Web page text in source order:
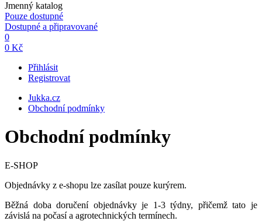
Jmenný katalog
Pouze dostupné
Dostupné a připravované
0
0 Kč
Přihlásit
Registrovat
Jukka.cz
Obchodní podmínky
Obchodní podmínky
E-SHOP
Objednávky z e-shopu lze zasílat pouze kurýrem.
Běžná doba doručení objednávky je 1-3 týdny, přičemž tato je
závislá na počasí a agrotechnických termínech.